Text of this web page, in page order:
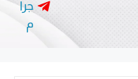
جرا
م